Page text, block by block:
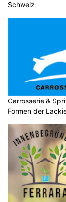
Schweiz
Carrosserie &
Formen der